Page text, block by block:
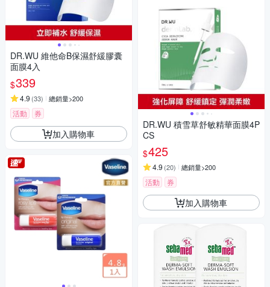
DR.WU 維他命B保濕舒緩膠囊
面膜4入
$339
4.9 (33) 總銷量>200
活動 券
加入購物車
DR.WU 積雪草舒敏精華面膜4P
CS
$425
4.9 (20) 總銷量>200
活動 券
加入購物車